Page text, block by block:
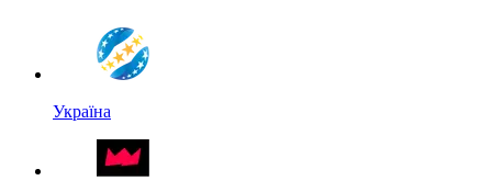
Україна